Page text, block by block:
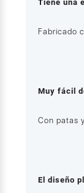
Tiene una
Fabricado
Muy fácil
Con patas
El diseño